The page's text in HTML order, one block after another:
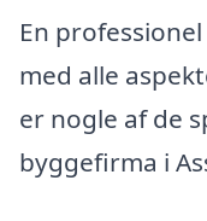
En
med alle
er nogle af de
byggefirma i